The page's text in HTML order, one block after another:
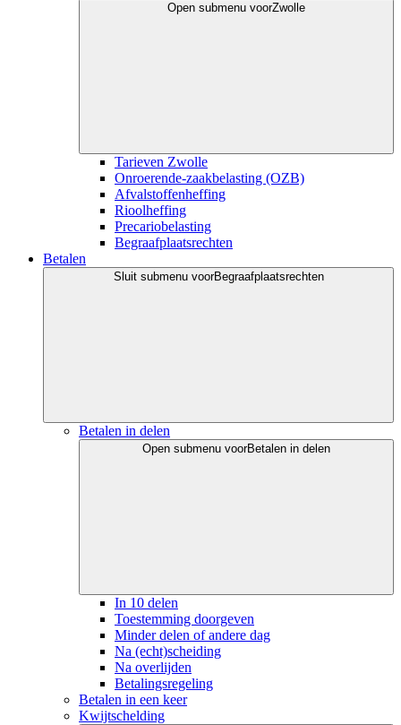
Open submenu voorZwolle
Tarieven Zwolle
Onroerende-zaakbelasting (OZB)
Afvalstoffenheffing
Rioolheffing
Precariobelasting
Begraafplaatsrechten
Betalen
Sluit submenu voorBegraafplaatsrechten
Betalen in delen
Open submenu voorBetalen in delen
In 10 delen
Toestemming doorgeven
Minder delen of andere dag
Na (echt)scheiding
Na overlijden
Betalingsregeling
Betalen in een keer
Kwijtschelding